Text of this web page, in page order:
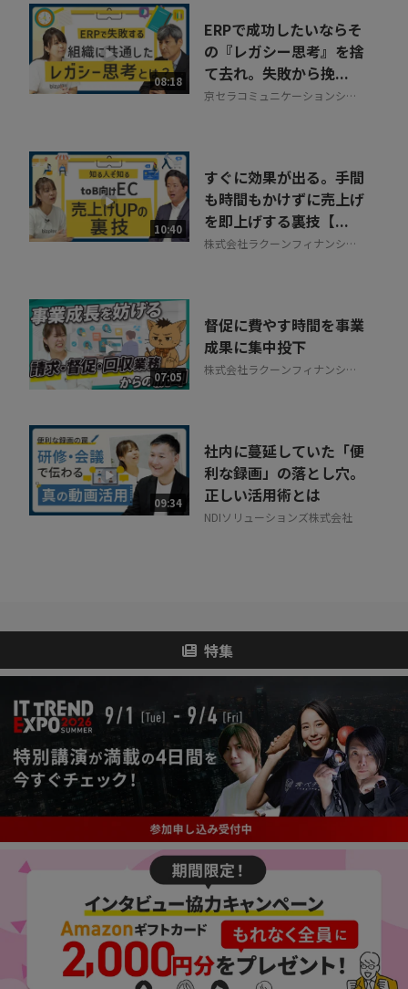
08:18
ERPで成功したいならそ
の『レガシー思考』を捨
て去れ。失敗から挽...
京セラコミュニケーションシス
10:40
すぐに効果が出る。手間
も時間もかけずに売上げ
を即上げする裏技【...
株式会社ラクーンフィナンシャ
07:05
督促に費やす時間を事業
成果に集中投下
株式会社ラクーンフィナンシャ
09:34
社内に蔓延していた「便
利な録画」の落とし穴。
正しい活用術とは
NDIソリューションズ株式会社
特集